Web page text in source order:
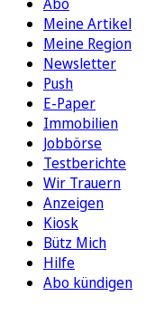
Meine Artikel
Meine Region
Newsletter
Push
E-Paper
Immobilien
Jobbörse
Testberichte
Wir Trauern
Anzeigen
Kiosk
Bütz Mich
Hilfe
Abo kündigen